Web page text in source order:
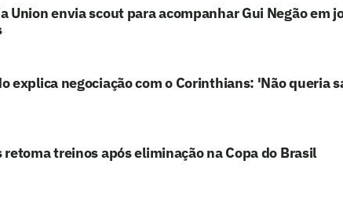
Union envia scout para acompanhar Gui Negão em
explica negociação com o Corinthians: 'Não queria
treinos após eliminação na Copa do Brasil